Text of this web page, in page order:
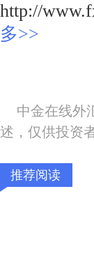
http://
多>>
中金在线外
述，仅供投资
推荐阅读